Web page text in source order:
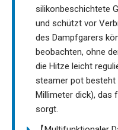
silikonbeschichtete
und schützt vor
des Dampfgarers
beobachten, ohne
die Hitze leicht
steamer pot besteht
Millimeter dick), das
sorgt.